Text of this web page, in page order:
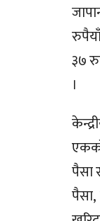
३७
।
पैसा